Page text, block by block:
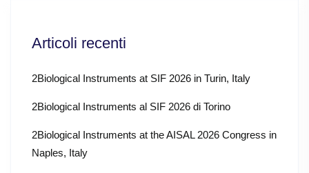
Articoli recenti
2Biological Instruments at SIF 2026 in Turin, Italy
2Biological Instruments al SIF 2026 di Torino
2Biological Instruments at the AISAL 2026 Congress in
Naples, Italy